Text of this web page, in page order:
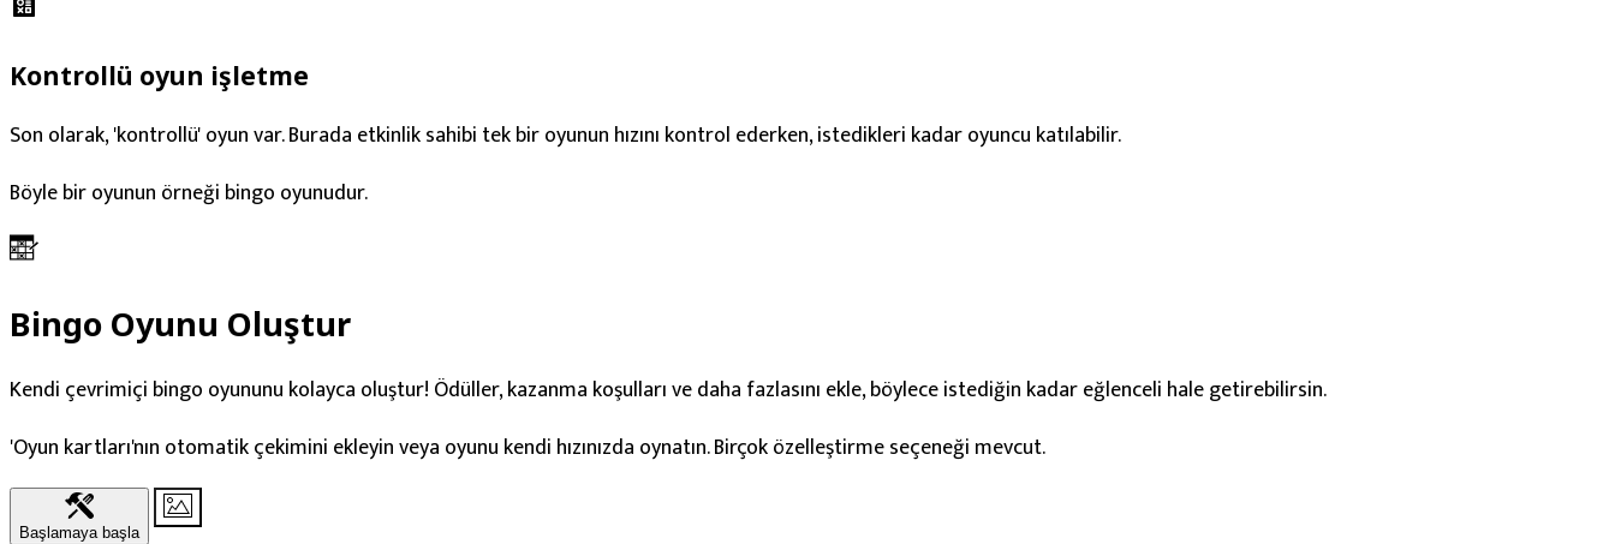
Kontrollü oyun işletme
Son olarak, 'kontrollü' oyun var. Burada etkinlik sahibi tek bir oyunun hızını kontrol ederken, istedikleri kadar oyuncu katılabilir.
Böyle bir oyunun örneği bingo oyunudur.
Bingo Oyunu Oluştur
Kendi çevrimiçi bingo oyununu kolayca oluştur! Ödüller, kazanma koşulları ve daha fazlasını ekle, böylece istediğin kadar eğlenceli hale getirebilirsin.
'Oyun kartları'nın otomatik çekimini ekleyin veya oyunu kendi hızınızda oynatın. Birçok özelleştirme seçeneği mevcut.
Başlamaya başla